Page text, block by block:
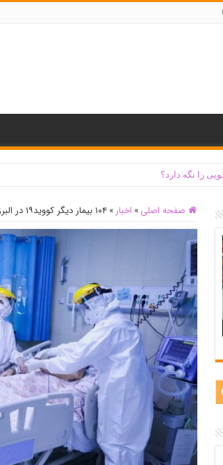
را نگه دارد؟
صفحه اصلی » اخبار » ۱۰۴ بیمار دیگر کووید۱۹ در البرز بستری شدند